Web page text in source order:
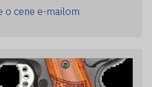
o cene e-mailom